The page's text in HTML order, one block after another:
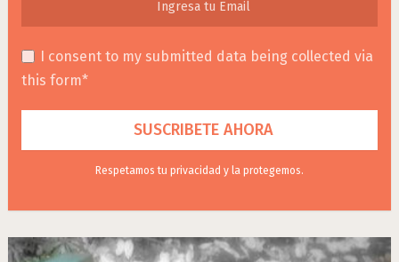
I consent to my submitted data being collected via
this form*
Respetamos tu privacidad y la protegemos.